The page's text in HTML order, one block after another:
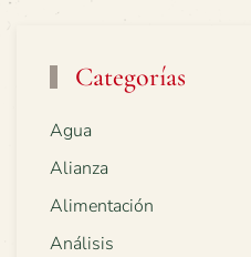
Categorías
Agua
Alianza
Alimentación
Análisis